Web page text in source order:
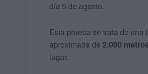
día 5 de agosto.
Esta prueba se trata de
aproximada de 2.000
lugar.